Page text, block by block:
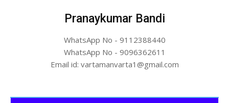
Pranaykumar Bandi
WhatsApp No - 9112388440
WhatsApp No - 9096362611
Email id: vartamanvarta1@gmail.com